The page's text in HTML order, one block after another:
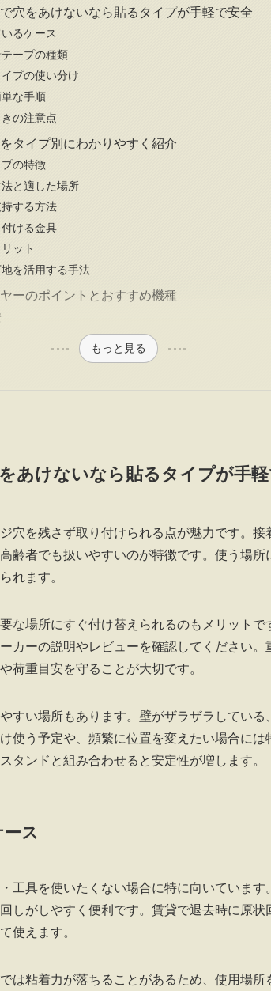
穴をあけないなら貼るタイプが手軽で安全
るケース
ープの種類
プの使い分け
な手順
の注意点
タイプ別にわかりやすく紹介
の特徴
と適した場所
する方法
ける金具
ット
を活用する手法
ーのポイントとおすすめ機種
もっと見る
あけないなら貼るタイプが手
穴を残さず取り付けられる点が魅力です。接
齢者でも扱いやすいのが特徴です。使う場
れます。
な場所にすぐ付け替えられるのもメリット
カーの説明やレビューを確認してください
荷重目安を守ることが大切です。
すい場所もあります。壁がザラザラしてい
使う予定や、頻繁に位置を変えたい場合に
タンドと組み合わせると安定性が増します。
ス
工具を使いたくない場合に特に向いていま
しがしやすく便利です。賃貸で退去時に原状
使えます。
は粘着力が落ちることがあるため、使用場